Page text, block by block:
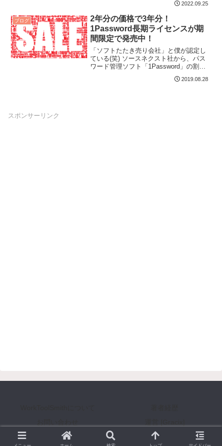
2022.09.25
ブログ
2年分の価格で3年分！
1Password長期ライセンスが期
間限定で発売中！
「ソフトたたき売り会社」と僕が認定し
ている(笑) ソースネクスト社から、パス
ワード管理ソフト「1Password」の割引
ライセンスが発売されました！シングル
2019.08.28
スポンサーリンク
Copyright © 2008-2026 WorkToolSmith [ワークツールスミス] All Rights Reserved.